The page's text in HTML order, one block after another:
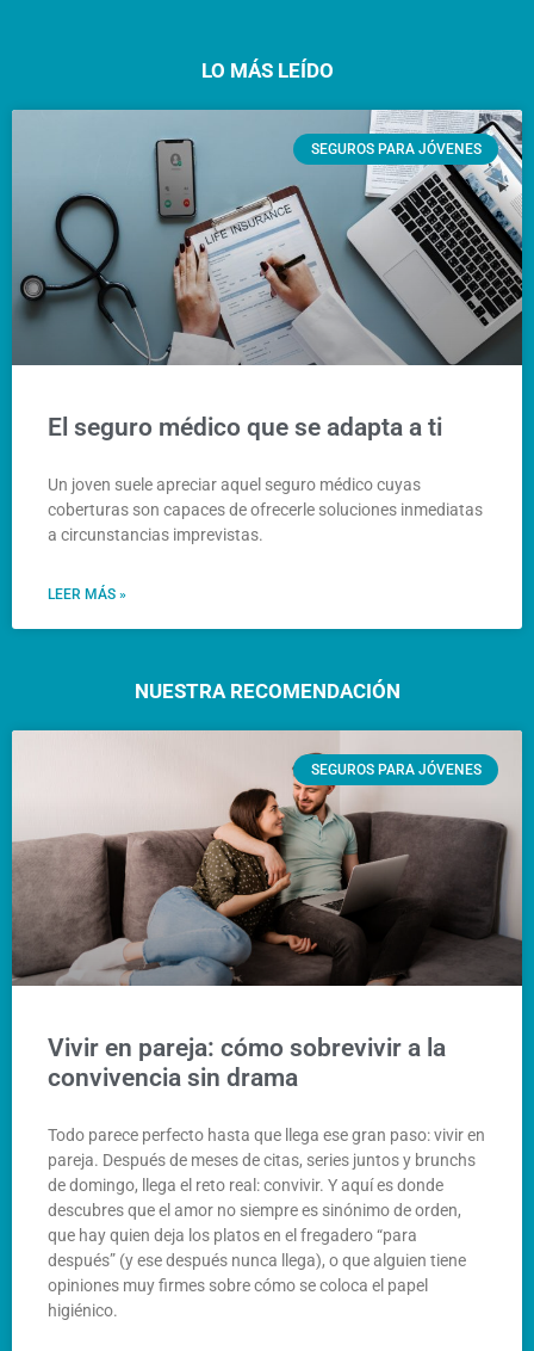
LO MÁS LEÍDO
SEGUROS PARA JÓVENES
El seguro médico que se adapta a ti
Un joven suele apreciar aquel seguro médico cuyas
coberturas son capaces de ofrecerle soluciones inmediatas
a circunstancias imprevistas.
LEER MÁS »
NUESTRA RECOMENDACIÓN
SEGUROS PARA JÓVENES
Vivir en pareja: cómo sobrevivir a la
convivencia sin drama
Todo parece perfecto hasta que llega ese gran paso: vivir en
pareja. Después de meses de citas, series juntos y brunchs
de domingo, llega el reto real: convivir. Y aquí es donde
descubres que el amor no siempre es sinónimo de orden,
que hay quien deja los platos en el fregadero “para
después” (y ese después nunca llega), o que alguien tiene
opiniones muy firmes sobre cómo se coloca el papel
higiénico.